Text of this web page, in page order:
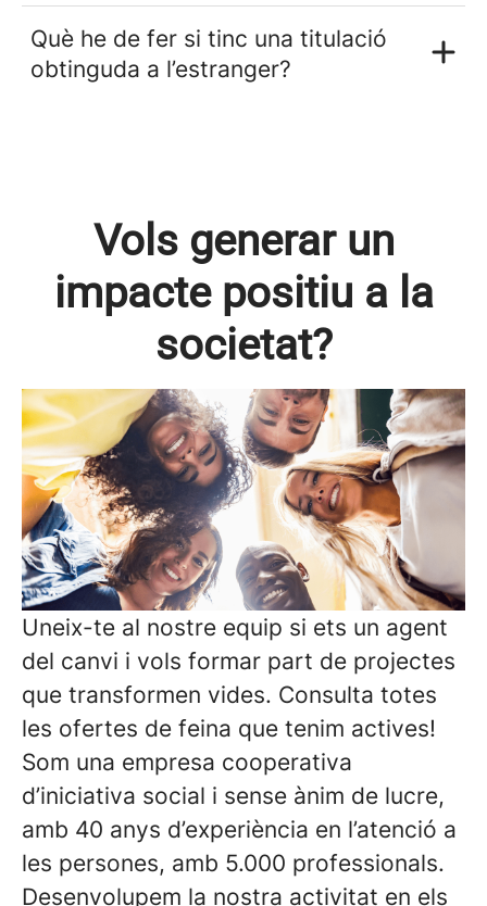
Què he de fer si tinc una titulació
obtinguda a l’estranger?
Vols generar un
impacte positiu a la
societat?
Uneix-te al nostre equip si ets un agent
del canvi i vols formar part de projectes
que transformen vides. Consulta totes
les ofertes de feina que tenim actives!
Som una empresa cooperativa
d’iniciativa social i sense ànim de lucre,
amb 40 anys d’experiència en l’atenció a
les persones, amb 5.000 professionals.
Desenvolupem la nostra activitat en els